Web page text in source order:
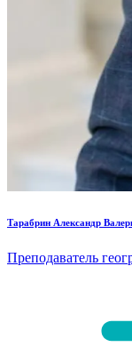
Тарабрин Александр
Преподаватель